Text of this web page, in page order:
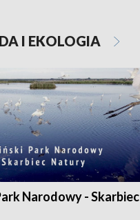
I EKOLOGIA
Narodowy - Skarbiec